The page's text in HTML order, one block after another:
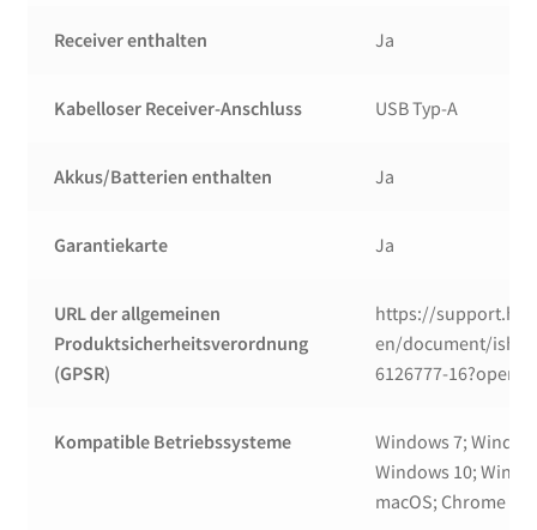
Receiver enthalten Ja
Kabelloser Receiver-Anschluss USB Typ-A
Akkus/Batterien enthalten Ja
Garantiekarte Ja
URL der allgemeinen
Produktsicherheitsverordnung
(GPSR)
https://
en/document/
6126777-
Kompatible Betriebssysteme
Windows 7;
Windows 10;
macOS; Chrome